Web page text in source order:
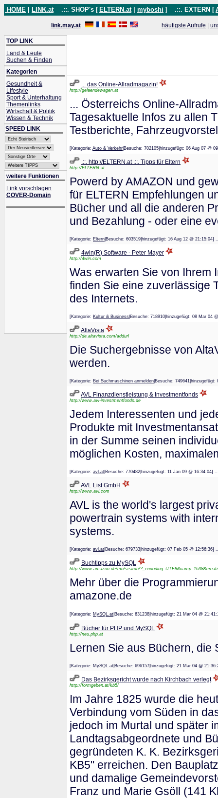
HOME LINK.at .::. SHOP's [ ELTERN.at myboshi ] .::. EXTERN [
link.may.at häufigste Aufrufe
TOP LINK
Land & Leute
Suchen & Finden
Kategorien
Gesundheit &
Lifestyle
Sport & Unterhaltung
Themenlinks
Wirtschaft & Politik
Wissen & Technik
SPEED LINK
weitere Funktionen
Link vorschlagen
COVER-Domain
... das Online-Allradmagazin!
http://gelaendewagen.at
... Österreichs Online-
Tagesaktuelle Infos zu allen
Testberichte,
[Kategorie: Auto & Verkehr |Besuche: 702105|hinzugefügt: 06 Aug
.::. http://ELTERN.at .::. Tipps für Eltern
http://ELTERN.at
Powerd by AMAZON und
für ELTERN Empfehlungen
Bücher und all die anderen
und Bezahlung - oder eine
[Kategorie: Eltern |Besuche: 603519|hinzugefügt: 16 Aug 12 @
4win(R) Software - Peter Mayer
http://4win.com
Was erwarten Sie von Ihrem
finden Sie eine zuverlässige
des Internets.
[Kategorie: Kultur & Business |Besuche: 718910|hinzugefügt: 08
AltaVista
http://de.altavista.com/addurl
Die Suchergebnisse von
werden.
[Kategorie: Bei Suchmaschinen anmelden |Besuche:
AVL Finanzdienstleistung & Investmentfonds
http://www.avl-investmentfonds.de
Jedem Interessenten und
Produkte mit
in der Summe seinen
möglichen Kosten,
[Kategorie: avl.at |Besuche: 770482|hinzugefügt: 11 Jan 09 @
AVL List GmbH
http://www.avl.com
AVL is the world's largest
powertrain systems with
systems.
[Kategorie: avl.at |Besuche: 679733|hinzugefügt: 07 Feb 05 @
Buchtipps zu MySQL
http://www.amazon.de/mn/search/
Mehr über die
amazone.de
[Kategorie: MySQL.at |Besuche: 631238|hinzugefügt: 21 Mar 04 @
Bücher für PHP und MySQL
http://neu.php.at
Lernen Sie aus Büchern, die
[Kategorie: MySQL.at |Besuche: 696157|hinzugefügt: 21 Mar 04 @
Das Bezirksgericht wurde nach Kirchbach verlegt
http://formgeben.at/kb5/
Im Jahre 1825 wurde die
Verbindung vom Süden in
jedoch im Murtal und später
Landtagsabgeordnete und
gegründeten K. K.
KB5" erreichen. Den
und damalige
Franz und Marie Gsöll (141